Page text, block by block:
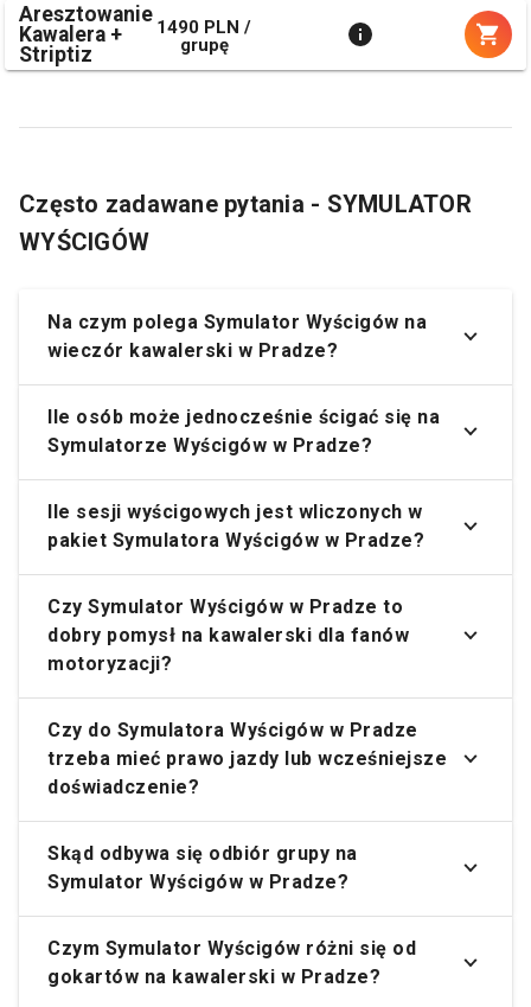
Aresztowanie
Kawalera +
Striptiz
1490 PLN /
grupę
Często zadawane pytania - SYMULATOR
WYŚCIGÓW
Na czym polega Symulator Wyścigów na
wieczór kawalerski w Pradze?
Ile osób może jednocześnie ścigać się na
Symulatorze Wyścigów w Pradze?
Ile sesji wyścigowych jest wliczonych w
pakiet Symulatora Wyścigów w Pradze?
Czy Symulator Wyścigów w Pradze to
dobry pomysł na kawalerski dla fanów
motoryzacji?
Czy do Symulatora Wyścigów w Pradze
trzeba mieć prawo jazdy lub wcześniejsze
doświadczenie?
Skąd odbywa się odbiór grupy na
Symulator Wyścigów w Pradze?
Czym Symulator Wyścigów różni się od
gokartów na kawalerski w Pradze?